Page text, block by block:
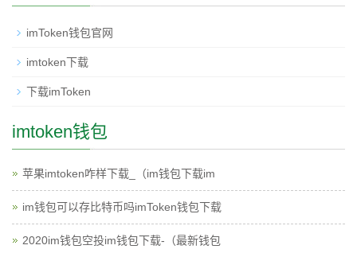
imToken钱包官网
imtoken下载
下载imToken
imtoken钱包
苹果imtoken咋样下载_（im钱包下载im
im钱包可以存比特币吗imToken钱包下载
2020im钱包空投im钱包下载-（最新钱包